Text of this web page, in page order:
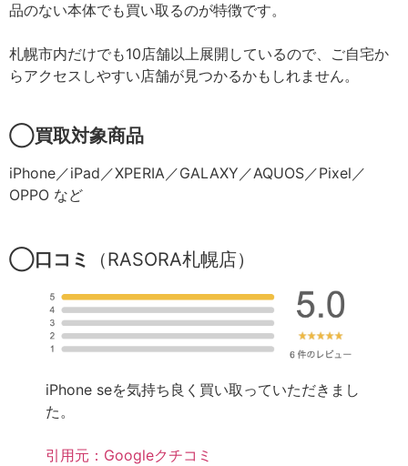
品のない本体でも買い取るのが特徴です。
札幌市内だけでも10店舗以上展開しているので、ご自宅か
らアクセスしやすい店舗が見つかるかもしれません。
◯買取対象商品
iPhone／iPad／XPERIA／GALAXY／AQUOS／Pixel／
OPPO など
◯口コミ （RASORA札幌店）
iPhone seを気持ち良く買い取っていただきまし
た。
引用元：Googleクチコミ